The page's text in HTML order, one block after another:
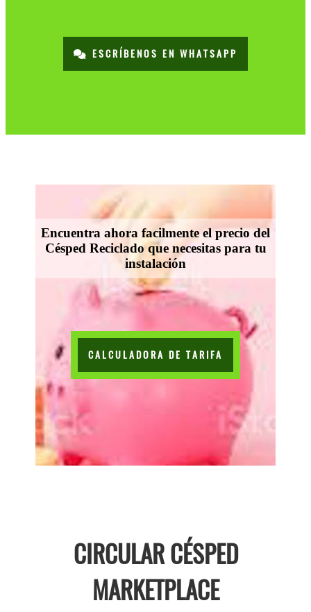
ESCRÍBENOS EN WHATSAPP
Encuentra ahora facilmente el precio del
Césped Reciclado que necesitas para tu
instalación
CALCULADORA DE TARIFA
CIRCULAR CÉSPED
MARKETPLACE